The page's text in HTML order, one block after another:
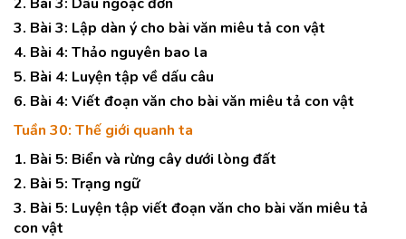
3. Bài 3: Lập dàn ý cho bài văn miêu tả con vật
4. Bài 4: Thảo nguyên bao la
5. Bài 4: Luyện tập về dấu câu
6. Bài 4: Viết đoạn văn cho bài văn miêu tả con vật
Tuần 30: Thế giới quanh ta
1. Bài 5: Biển và rừng cây dưới lòng đất
2. Bài 5: Trạng ngữ
3. Bài 5: Luyện tập viết đoạn văn cho bài văn miêu tả
con vật